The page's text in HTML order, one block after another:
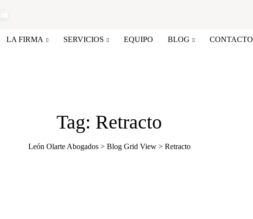
LA FIRMA SERVICIOS EQUIPO BLOG CONTACTO
Tag: Retracto
León Olarte Abogados> Blog Grid View> Retracto